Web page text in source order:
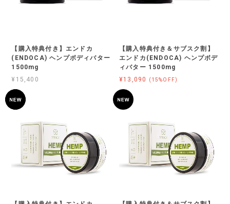
【購入特典付き】エンドカ
(ENDOCA) ヘンプボディバター
1500mg
¥15,400
【購入特典付き＆サブスク割】
エンドカ(ENDOCA) ヘンプボデ
ィバター 1500mg
¥13,090
(15%OFF)